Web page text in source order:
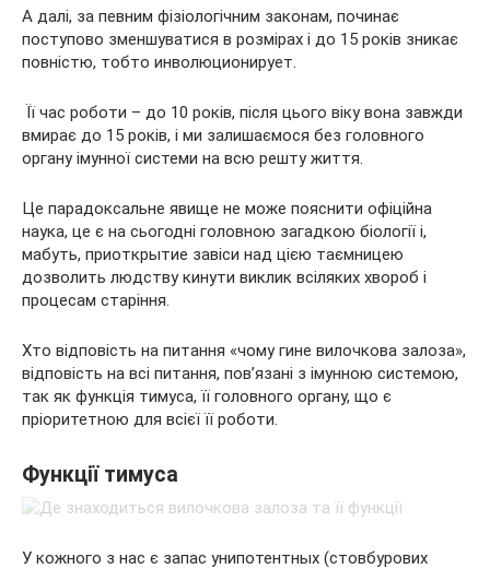
А далі, за певним фізіологічним законам, починає
поступово зменшуватися в розмірах і до 15 років зникає
повністю, тобто инволюционирует.
Її час роботи – до 10 років, після цього віку вона завжди
вмирає до 15 років, і ми залишаємося без головного
органу імунної системи на всю решту життя.
Це парадоксальне явище не може пояснити офіційна
наука, це є на сьогодні головною загадкою біології і,
мабуть, приоткрытие завіси над цією таємницею
дозволить людству кинути виклик всіляких хвороб і
процесам старіння.
Хто відповість на питання «чому гине вилочкова залоза»,
відповість на всі питання, пов’язані з імунною системою,
так як функція тимуса, її головного органу, що є
пріоритетною для всієї її роботи.
Функції тимуса
У кожного з нас є запас унипотентных (стовбурових